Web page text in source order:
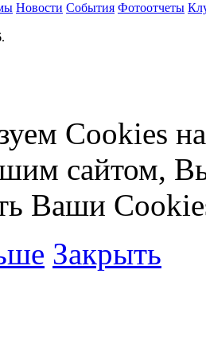
Новости События Фотоотчеты
Cookies
сайтом,
Ваши
Закрыть